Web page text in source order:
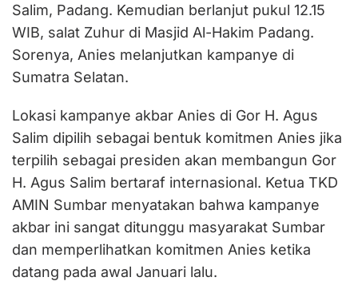
Salim, Padang. Kemudian berlanjut pukul 12.15
WIB, salat Zuhur di Masjid Al-Hakim Padang.
Sorenya, Anies melanjutkan kampanye di
Sumatra Selatan.
Lokasi kampanye akbar Anies di Gor H. Agus
Salim dipilih sebagai bentuk komitmen Anies jika
terpilih sebagai presiden akan membangun Gor
H. Agus Salim bertaraf internasional. Ketua TKD
AMIN Sumbar menyatakan bahwa kampanye
akbar ini sangat ditunggu masyarakat Sumbar
dan memperlihatkan komitmen Anies ketika
datang pada awal Januari lalu.